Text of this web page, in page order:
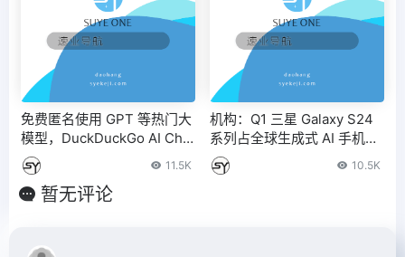
免费匿名使用 GPT 等热门大
模型，DuckDuckGo AI Chat
聊天机器人发布
11.5K
机构：Q1 三星 Galaxy S24
系列占全球生成式 AI 手机市
场的 58% 份额
10.5K
暂无评论